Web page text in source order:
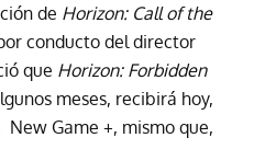
de Horizon: Call of the
conducto del director
que Horizon: Forbidden
meses, recibirá hoy,
Game +, mismo que,